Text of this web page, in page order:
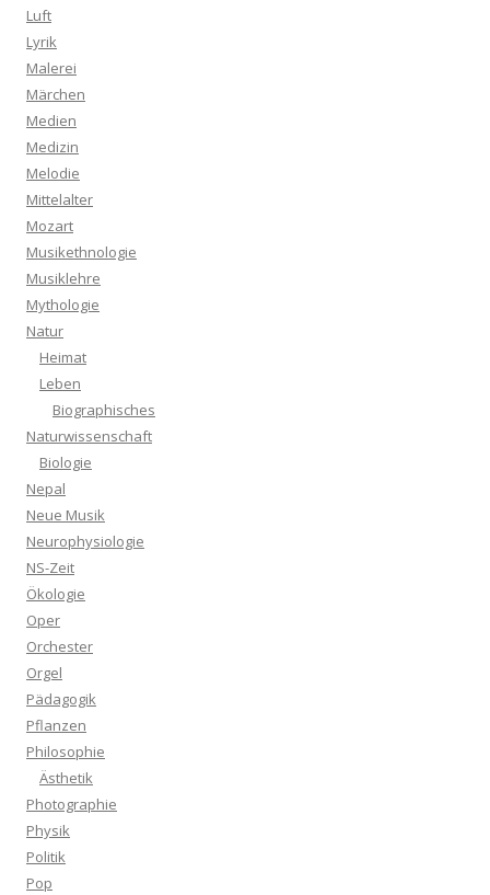
Luft
Lyrik
Malerei
Märchen
Medien
Medizin
Melodie
Mittelalter
Mozart
Musikethnologie
Musiklehre
Mythologie
Natur
Heimat
Leben
Biographisches
Naturwissenschaft
Biologie
Nepal
Neue Musik
Neurophysiologie
NS-Zeit
Ökologie
Oper
Orchester
Orgel
Pädagogik
Pflanzen
Philosophie
Ästhetik
Photographie
Physik
Politik
Pop